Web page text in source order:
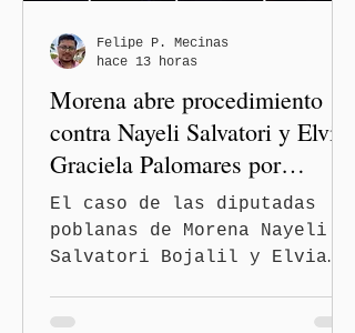
condiciones de seguridad de
las familias poblanas, en e
Morena abre procedimiento
contra Nayeli Salvatori y Elvia
Graciela Palomares por
discriminación y burlas
El caso de las diputadas
poblanas de Morena Nayeli
Salvatori Bojalil y Elvia
Felipe P. Mecinas
hace 13 horas